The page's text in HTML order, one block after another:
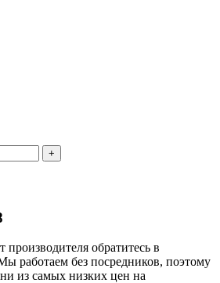
+
обратитесь в
работаем без посредников, поэтому
из самых низких цен на